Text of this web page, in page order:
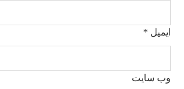
ایمیل *
وب‌ سایت